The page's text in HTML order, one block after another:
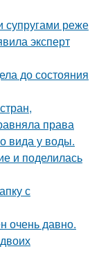
реже
эксперт
до состояния
права
вида у воды.
и поделилась
с
очень давно.